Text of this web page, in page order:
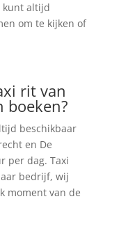
kunt altijd
om te kijken of
rit van
boeken?
beschikbaar
en De
per dag. Taxi
bedrijf, wij
moment van de